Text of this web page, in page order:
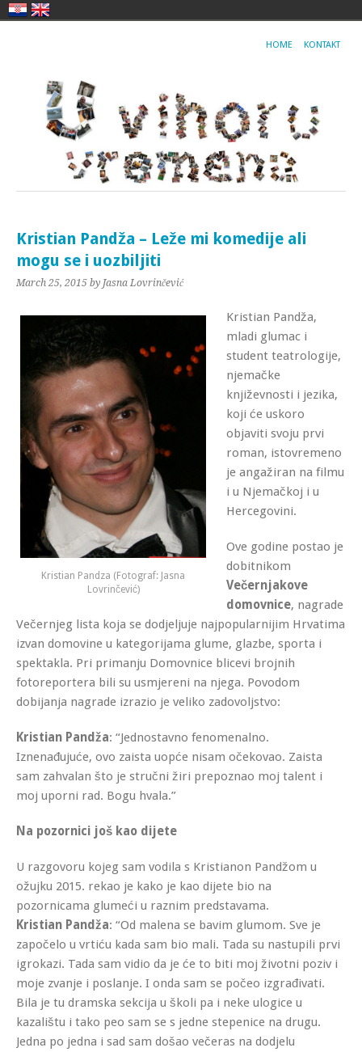
HOME KONTAKT
Kristian Pandža – Leže mi komedije ali
mogu se i uozbiljiti
March 25, 2015 by Jasna Lovrinčević
Kristian Pandza (Fotograf: Jasna
Lovrinčević)
Kristian Pandža,
mladi glumac i
student teatrologije,
njemačke
književnosti i jezika,
koji će uskoro
objaviti svoju prvi
roman, istovremeno
je angažiran na filmu
i u Njemačkoj i u
Hercegovini.
Ove godine postao je
dobitnikom
Večernjakove
domovnice, nagrade
Večernjeg lista koja se dodjeljuje najpopularnijim Hrvatima
izvan domovine u kategorijama glume, glazbe, sporta i
spektakla. Pri primanju Domovnice blicevi brojnih
fotoreportera bili su usmjereni na njega. Povodom
dobijanja nagrade izrazio je veliko zadovoljstvo:
Kristian Pandža: “Jednostavno fenomenalno.
Iznenađujuće, ovo zaista uopće nisam očekovao. Zaista
sam zahvalan što je stručni žiri prepoznao moj talent i
moj uporni rad. Bogu hvala.”
Na pozornici još kao dijete
U razgovoru kojeg sam vodila s Kristianon Pandžom u
ožujku 2015. rekao je kako je kao dijete bio na
pozornicama glumeći u raznim predstavama.
Kristian Pandža: “Od malena se bavim glumom. Sve je
započelo u vrtiću kada sam bio mali. Tada su nastupili prvi
igrokazi. Tada sam vidio da je će to biti moj životni poziv i
moje zvanje i poslanje. I onda sam se počeo izgrađivati.
Bila je tu dramska sekcija u školi pa i neke ulogice u
kazalištu i tako peo sam se s jedne stepenice na drugu.
Jedna po jedna i sad sam došao večeras na dodjelu